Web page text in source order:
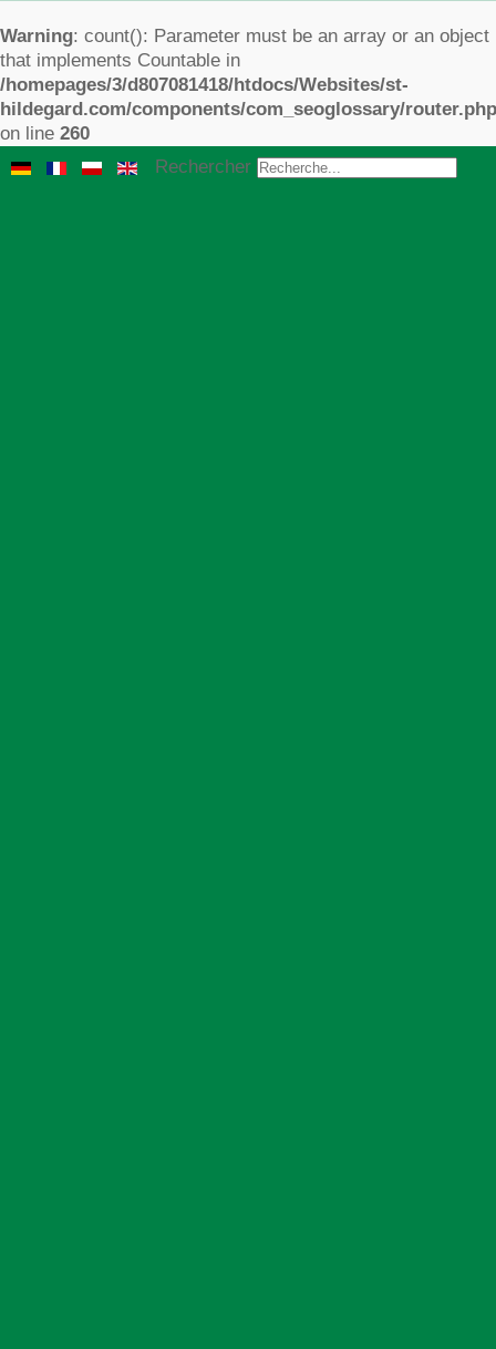
Warning: count(): Parameter must be an array or an object
that implements Countable in
/homepages/3/d807081418/htdocs/Websites/st-
hildegard.com/components/com_seoglossary/router.php
on line 260
Rechercher